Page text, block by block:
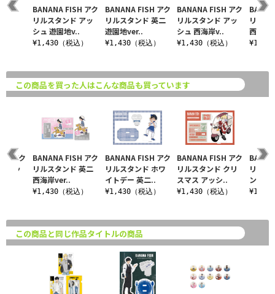
BANANA FISH アク
リルスタンド 英二
遊園地ver..
¥1,430（税込）
BANANA FISH アク
リルスタンド アッ
シュ 西海岸v..
¥1,430（税込）
リルス
西海岸
¥1,430
BANANA FISH アク
リルスタンド アッ
シュ 遊園地v..
¥1,430（税込）
この商品を買った人はこんな商品も買っています
BANANA FISH アク
リルスタンド ホワ
イトデー 英二..
¥1,430（税込）
BANANA FISH アク
リルスタンド クリ
スマス アッシ..
¥1,430（税込）
リルス
ンタイ
¥1,430
アク
アッ
BANANA FISH アク
リルスタンド 英二
西海岸ver..
¥1,430（税込）
この商品と同じ作品タイトルの商品